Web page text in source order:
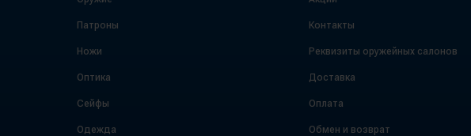
Патроны
Ножи
Оптика
Сейфы
Одежда
Контакты
Реквизиты оружейных салонов
Доставка
Оплата
Обмен и возврат